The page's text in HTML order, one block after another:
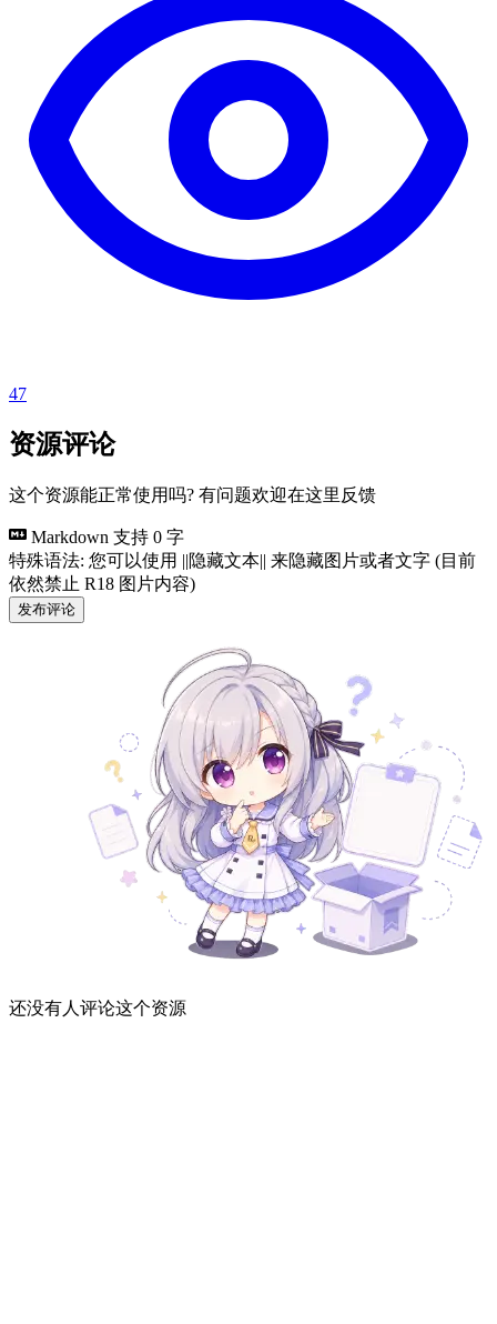
47
资源评论
这个资源能正常使用吗? 有问题欢迎在这里反馈
Markdown 支持 0 字
特殊语法: 您可以使用 ||隐藏文本|| 来隐藏图片或者文字 (目前
依然禁止 R18 图片内容)
发布评论
还没有人评论这个资源